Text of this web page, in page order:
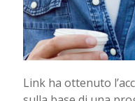
Link ha ottenuto